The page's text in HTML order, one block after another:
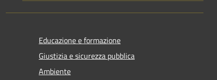
Educazione e formazione
Giustizia e sicurezza pubblica
Ambiente